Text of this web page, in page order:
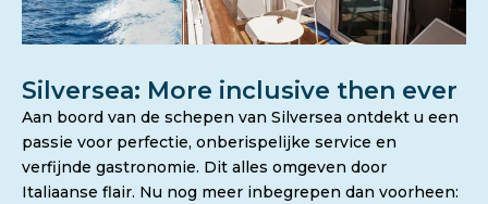
Silversea: More inclusive then ever
Aan boord van de schepen van Silversea ontdekt u een
passie voor perfectie, onberispelijke service en
verfijnde gastronomie. Dit alles omgeven door
Italiaanse flair. Nu nog meer inbegrepen dan voorheen: